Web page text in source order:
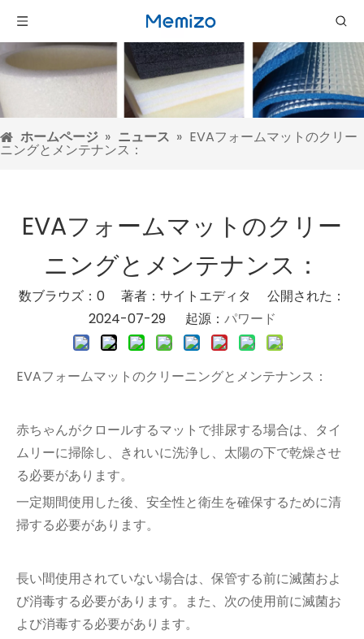
ホームページ » ニュース » EVAフォームマットのクリー
ニングとメンテナンス：
EVAフォームマットのクリー
ニングとメンテナンス：
数ブラウズ： 0 著者：サイトエディタ 公開された：
2024-07-29 起源： パワード
EVAフォームマットのクリーニングとメンテナンス：
赤ちゃんがクロールするマットで排尿する場合は、タイ
ムリーに掃除し、きれいに洗浄し、太陽の下で乾燥させ
る必要があります。
一定期間使用した後、安全性と衛生を確保するために清
掃する必要があります。
長い間使用されていない場合は、保管する前に滅菌およ
び消毒する必要があります。また、次の使用前に滅菌お
よび消毒する必要があります。